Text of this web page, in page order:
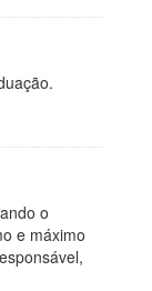
o
e máximo